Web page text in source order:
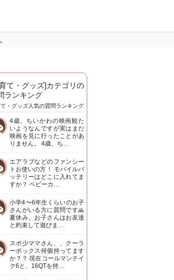
て・グッズ]カテゴリの
ランキング
・グッズ人気の質問ランキング
4歳、ちいかわの映画観た
いようなんですが実はまだ
映画を見に行ったことがあ
りません。 4歳、ち…
エアラブなどのファンシー
トお使いの方！ モバイルバ
ッテリーはどこに入れてま
すか？ ベビーカ…
小学4〜6年生くらいのお子
さんがいる方に質問です🙏
夏休み、お子さんはお友達
と約束して遊びま…
スポ少ママさん、、クーラ
ーボックス何個持ってます
か？？ 現在コールマンテイ
ク6と、16QTを持…